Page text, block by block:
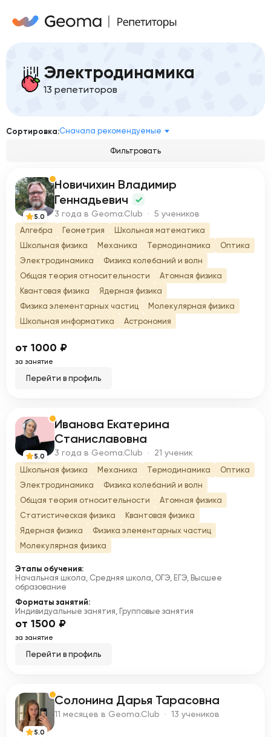
Электродинамика
13 репетиторов
Сортировка:Сначала рекомендуемые
Фильтровать
Н
5.0
Новичихин Владимир
Геннадьевич
3 года в Geoma.Club · 5 учеников
Алгебра Геометрия
Школьная математика
Школьная физика
Механика Термодинамика
Оптика
Электродинамика
Физика колебаний и волн
Общая теория относительности
Атомная физика
Квантовая физика
Ядерная физика
Физика элементарных частиц
Молекулярная физика
Школьная информатика
Астрономия
от 1000 ₽
за занятие
Перейти в профиль
И
5.0
Иванова Екатерина
Станиславовна
3 года в Geoma.Club · 21 ученик
Школьная физика Механика Термодинамика
Оптика
Электродинамика
Физика колебаний и волн
Общая теория относительности
Атомная физика
Статистическая физика
Квантовая физика
Ядерная физика
Физика элементарных частиц
Молекулярная физика
Этапы обучения:
Начальная школа, Средняя школа, ОГЭ, ЕГЭ, Высшее
образование
Форматы занятий:
Индивидуальные занятия, Групповые занятия
от 1500 ₽
за занятие
Перейти в профиль
С
5.0
Солонина Дарья Тарасовна
11 месяцев в Geoma.Club · 13 учеников